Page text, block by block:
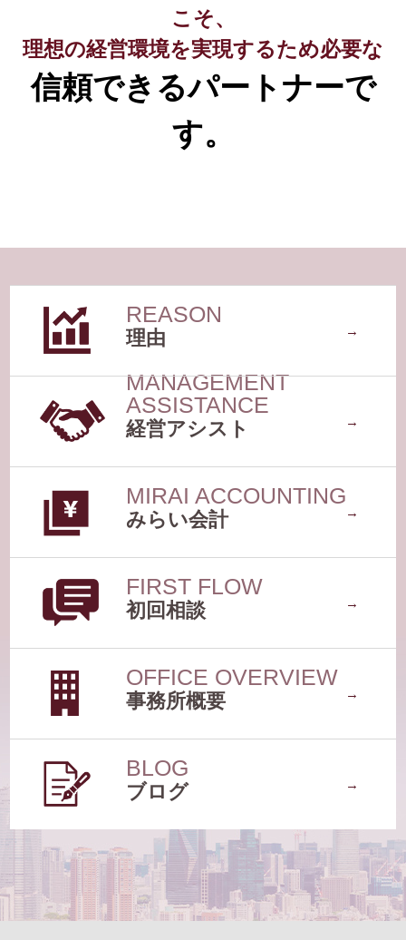
こそ、
理想の経営環境を実現するため必要な
信頼できるパートナーで
す。